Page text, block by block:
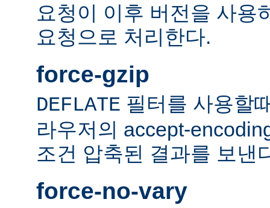
요청이 이후 버전을 사용
요청으로 처리한다.
force-gzip
DEFLATE 필터를 사용할
라우저의 accept-
조건 압축된 결과를 보낸
force-no-vary